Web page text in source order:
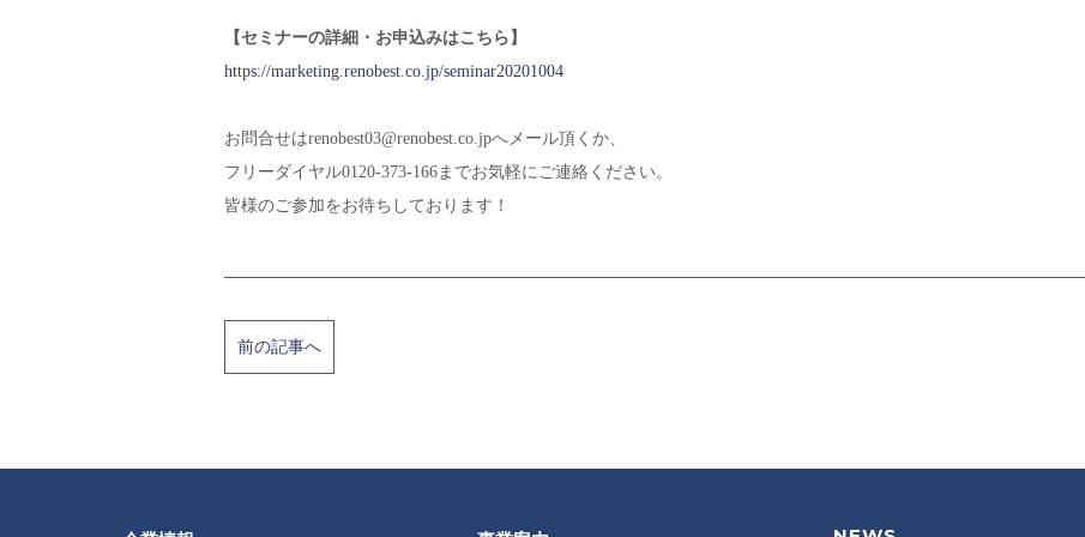
【セミナーの詳細・お申込みはこちら】
https://marketing.renobest.co.jp/seminar20201004
お問合せはrenobest03@renobest.co.jpへメール頂くか、
フリーダイヤル0120-373-166までお気軽にご連絡ください。
皆様のご参加をお待ちしております！
前の記事へ